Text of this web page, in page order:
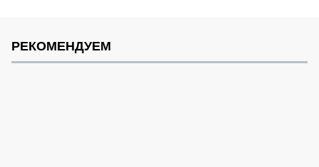
РЕКОМЕНДУЕМ